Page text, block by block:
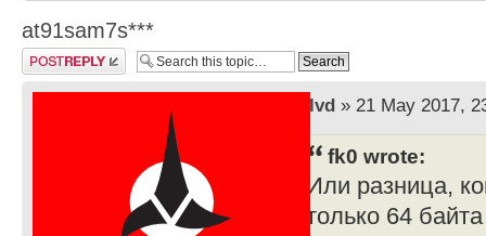
at91sam7s***
Post a reply
lvd» 21 May 2017,
fk0 wrote:
Или разница,
только 64